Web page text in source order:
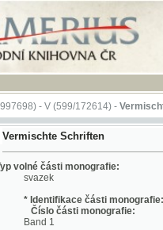
-V (599/172614)-Vermischte
Schriften
části monografie:
svazek
* Identifikace části monografie:
Band 1
* Hlavní název: